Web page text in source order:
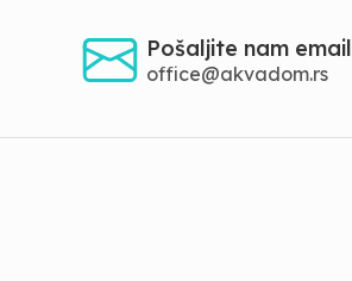
Pošaljite nam email
office@akvadom.rs